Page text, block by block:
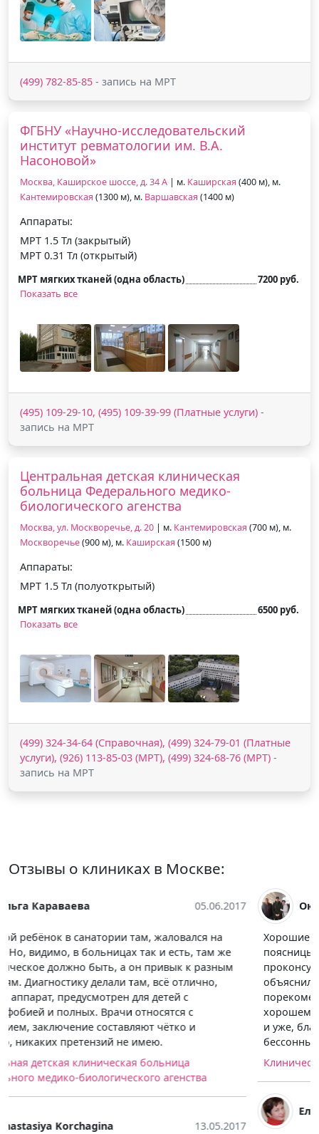
(499) 782-85-85 - запись на МРТ
ФГБНУ «Научно-исследовательский
институт ревматологии им. В.А.
Насоновой»
Москва, Каширское шоссе, д. 34 А | м. Каширская (400 м), м.
Кантемировская (1300 м), м. Варшавская (1400 м)
Аппараты:
МРТ 1.5 Тл (закрытый)
МРТ 0.31 Тл (открытый)
МРТ мягких тканей (одна область)
7200 руб.
Показать все
(495) 109-29-10, (495) 109-39-99 (Платные услуги) -
запись на МРТ
Центральная детская клиническая
больница Федерального медико-
биологического агенства
Москва, ул. Москворечье, д. 20 | м. Кантемировская (700 м), м.
Москворечье(900 м), м. Каширская (1500 м)
Аппараты:
МРТ 1.5 Тл (полуоткрытый)
МРТ мягких тканей (одна область)
6500 руб.
Показать все
(499) 324-34-64 (Справочная), (499) 324-79-01 (Платные
услуги), (926) 113-85-03 (МРТ), (499) 324-68-76 (МРТ) -
запись на МРТ
Отзывы о клиниках в Москве:
Оксана Макарова 01.06.2017
Хорошие специалисты, проходила процедуру кт
поясницы, перед обследованием хорошо
проконсультировали, после процедуры мне ясно
объяснили причины жутких болей и много чего
порекомендовали. После чего я обратилась к
хорошему неврологу, которого мне посоветовал врач
и уже, благодаря его усилиям, попрощалась с
бессонными ночами.
Клиническая больница №85
06.05.2017